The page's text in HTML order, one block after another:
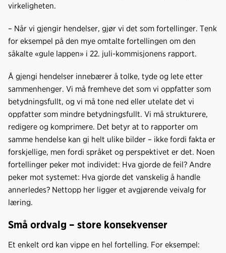
virkeligheten.
– Når vi gjengir hendelser, gjør vi det som fortellinger. Tenk
for eksempel på den mye omtalte fortellingen om den
såkalte «gule lappen» i 22. juli-kommisjonens rapport.
Å gjengi hendelser innebærer å tolke, tyde og lete etter
sammenhenger. Vi må fremheve det som vi oppfatter som
betydningsfullt, og vi må tone ned eller utelate det vi
oppfatter som mindre betydningsfullt. Vi må strukturere,
redigere og komprimere. Det betyr at to rapporter om
samme hendelse kan gi helt ulike bilder – ikke fordi fakta er
forskjellige, men fordi språket og perspektivet er det. Noen
fortellinger peker mot individet: Hva gjorde de feil? Andre
peker mot systemet: Hva gjorde det vanskelig å handle
annerledes? Nettopp her ligger et avgjørende veivalg for
læring.
Små ordvalg – store konsekvenser
Et enkelt ord kan vippe en hel fortelling. For eksempel: